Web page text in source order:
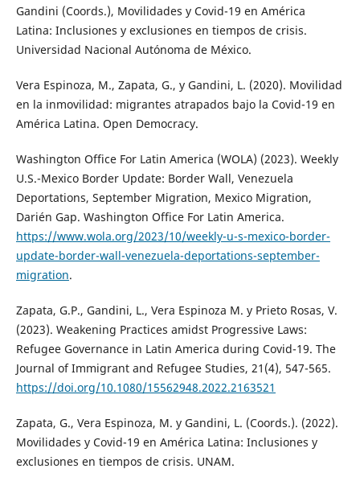
Gandini (Coords.), Movilidades y Covid-19 en América
Latina: Inclusiones y exclusiones en tiempos de crisis.
Universidad Nacional Autónoma de México.
Vera Espinoza, M., Zapata, G., y Gandini, L. (2020). Movilidad
en la inmovilidad: migrantes atrapados bajo la Covid-19 en
América Latina. Open Democracy.
Washington Office For Latin America (WOLA) (2023). Weekly
U.S.-Mexico Border Update: Border Wall, Venezuela
Deportations, September Migration, Mexico Migration,
Darién Gap. Washington Office For Latin America.
https://www.wola.org/2023/10/weekly-u-s-mexico-border-
update-border-wall-venezuela-deportations-september-
migration.
Zapata, G.P., Gandini, L., Vera Espinoza M. y Prieto Rosas, V.
(2023). Weakening Practices amidst Progressive Laws:
Refugee Governance in Latin America during Covid-19. The
Journal of Immigrant and Refugee Studies, 21(4), 547-565.
https://doi.org/10.1080/15562948.2022.2163521
Zapata, G., Vera Espinoza, M. y Gandini, L. (Coords.). (2022).
Movilidades y Covid-19 en América Latina: Inclusiones y
exclusiones en tiempos de crisis. UNAM.